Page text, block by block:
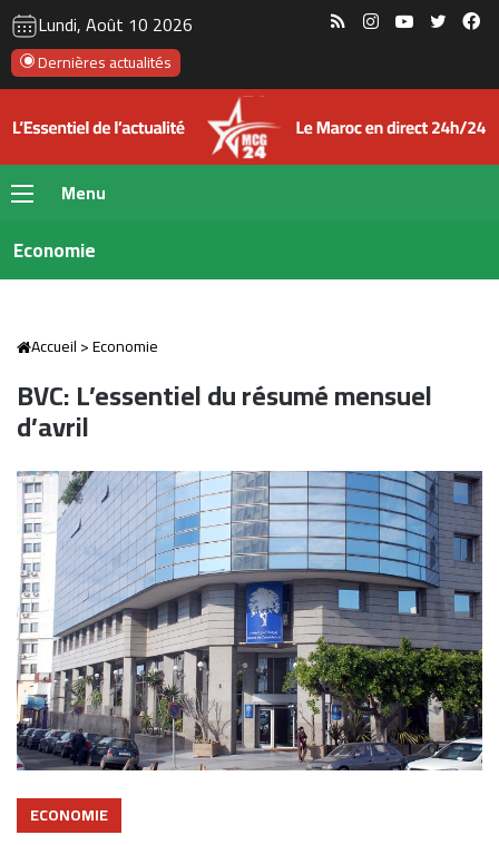
Lundi, Août 10 2026 RSS InstagramYouTube
Dernières actualités
Menu
Economie
Accueil>Economie
BVC: L’essentiel du résumé mensuel
d’avril
ECONOMIE